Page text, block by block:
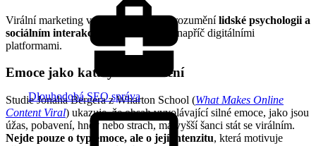
Dlouhodobá SEO správa
Virální marketing využívá hluboké porozuměnílidské psychologii a
sociálním interakcím
k šíření obsahu napříč digitálními
platformami.
Emoce jako katalyzátor sdílení
Studie Jonaha Bergera z Wharton School (What Makes Online
Content Viral) ukazuje, že obsah vyvolávající silné emoce, jako jsou
úžas, pobavení, hněv nebo strach, má vyšší šanci stát se virálním.
Nejde pouze o typ emoce, ale o její intenzitu, která motivuje